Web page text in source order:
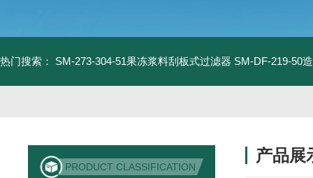
热门搜索： SM-273-304-51果冻浆料刮板式过滤器 SM-DF-219-50
PRODUCT CLASSIFICATION
产品展